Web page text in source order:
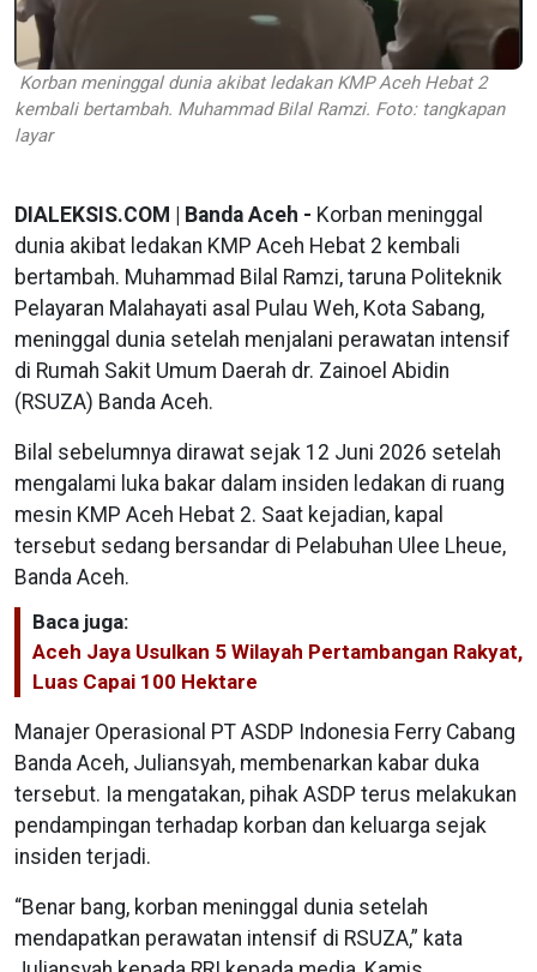
Korban meninggal dunia akibat ledakan KMP Aceh Hebat 2
kembali bertambah. Muhammad Bilal Ramzi. Foto: tangkapan
layar
DIALEKSIS.COM | Banda Aceh - Korban meninggal
dunia akibat ledakan KMP Aceh Hebat 2 kembali
bertambah. Muhammad Bilal Ramzi, taruna Politeknik
Pelayaran Malahayati asal Pulau Weh, Kota Sabang,
meninggal dunia setelah menjalani perawatan intensif
di Rumah Sakit Umum Daerah dr. Zainoel Abidin
(RSUZA) Banda Aceh.
Bilal sebelumnya dirawat sejak 12 Juni 2026 setelah
mengalami luka bakar dalam insiden ledakan di ruang
mesin KMP Aceh Hebat 2. Saat kejadian, kapal
tersebut sedang bersandar di Pelabuhan Ulee Lheue,
Banda Aceh.
Baca juga:
Aceh Jaya Usulkan 5 Wilayah Pertambangan Rakyat,
Luas Capai 100 Hektare
Manajer Operasional PT ASDP Indonesia Ferry Cabang
Banda Aceh, Juliansyah, membenarkan kabar duka
tersebut. Ia mengatakan, pihak ASDP terus melakukan
pendampingan terhadap korban dan keluarga sejak
insiden terjadi.
“Benar bang, korban meninggal dunia setelah
mendapatkan perawatan intensif di RSUZA,” kata